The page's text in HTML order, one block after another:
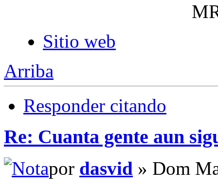
Sitio web
Arriba
Responder citando
Re: Cuanta gente aun
por dasvid » Dom